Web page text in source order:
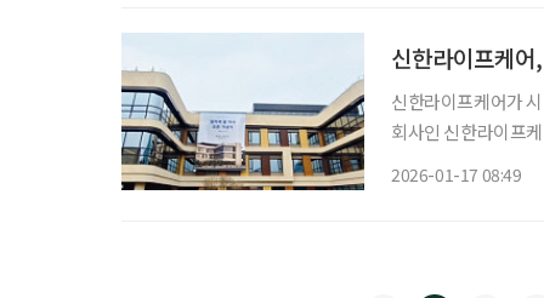
신한라이프케
신한라이프케어가 시니어 사업
회사인 신한라이프
2026-01-17 08:49